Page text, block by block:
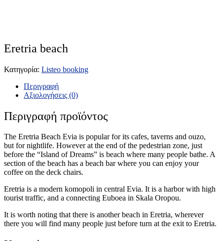
Eretria beach
Κατηγορία: Listeo booking
Περιγραφή
Αξιολογήσεις (0)
Περιγραφή προϊόντος
The Eretria Beach Evia is popular for its cafes, taverns and ouzo,
but for nightlife. However at the end of the pedestrian zone, just
before the “Island of Dreams” is beach where many people bathe. A
section of the beach has a beach bar where you can enjoy your
coffee on the deck chairs.
Eretria is a modern komopoli in central Evia. It is a harbor with high
tourist traffic, and a connecting Euboea in Skala Oropou.
It is worth noting that there is another beach in Eretria, wherever
there you will find many people just before turn at the exit to Eretria.